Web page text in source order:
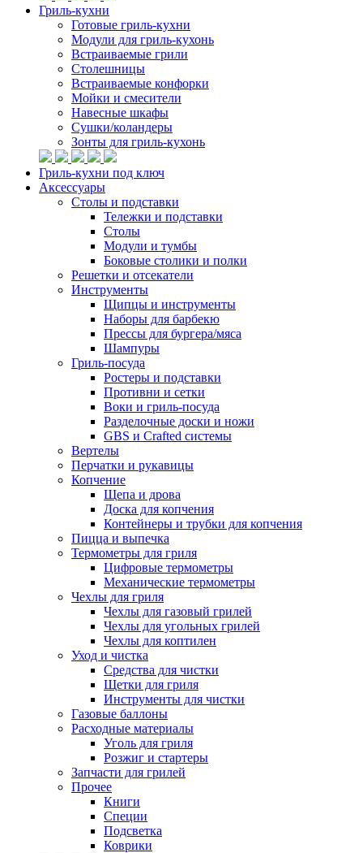
Гриль-кухни
Готовые гриль-кухни
Модули для гриль-кухонь
Встраиваемые грили
Столешницы
Встраиваемые конфорки
Мойки и смесители
Навесные шкафы
Сушки/коландеры
Зонты для гриль-кухонь
Гриль-кухни под ключ
Аксессуары
Столы и подставки
Тележки и подставки
Столы
Модули и тумбы
Боковые столики и полки
Решетки и отсекатели
Инструменты
Щипцы и инструменты
Наборы для барбекю
Прессы для бургера/мяса
Шампуры
Гриль-посуда
Ростеры и подставки
Противни и сетки
Воки и гриль-посуда
Разделочные доски и ножи
GBS и Crafted системы
Вертелы
Перчатки и рукавицы
Копчение
Щепа и дрова
Доска для копчения
Контейнеры и трубки для копчения
Пицца и выпечка
Термометры для гриля
Цифровые термометры
Механические термометры
Чехлы для гриля
Чехлы для газовый грилей
Чехлы для угольных грилей
Чехлы для коптилен
Уход и чистка
Средства для чистки
Щетки для гриля
Инструменты для чистки
Газовые баллоны
Расходные материалы
Уголь для гриля
Розжиг и стартеры
Запчасти для грилей
Прочее
Книги
Специи
Подсветка
Коврики